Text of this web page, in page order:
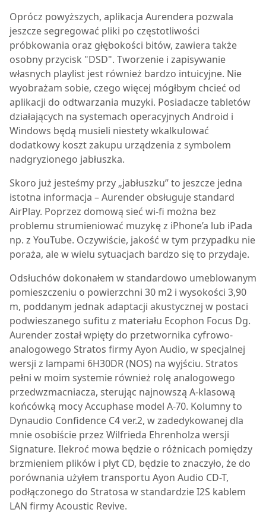
Oprócz powyższych, aplikacja Aurendera pozwala
jeszcze segregować pliki po częstotliwości
próbkowania oraz głębokości bitów, zawiera także
osobny przycisk "DSD". Tworzenie i zapisywanie
własnych playlist jest również bardzo intuicyjne. Nie
wyobrażam sobie, czego więcej mógłbym chcieć od
aplikacji do odtwarzania muzyki. Posiadacze tabletów
działających na systemach operacyjnych Android i
Windows będą musieli niestety wkalkulować
dodatkowy koszt zakupu urządzenia z symbolem
nadgryzionego jabłuszka.
Skoro już jesteśmy przy „jabłuszku” to jeszcze jedna
istotna informacja – Aurender obsługuje standard
AirPlay. Poprzez domową sieć wi-fi można bez
problemu strumieniować muzykę z iPhone’a lub iPada
np. z YouTube. Oczywiście, jakość w tym przypadku nie
poraża, ale w wielu sytuacjach bardzo się to przydaje.
Odsłuchów dokonałem w standardowo umeblowanym
pomieszczeniu o powierzchni 30 m2 i wysokości 3,90
m, poddanym jednak adaptacji akustycznej w postaci
podwieszanego sufitu z materiału Ecophon Focus Dg.
Aurender został wpięty do przetwornika cyfrowo-
analogowego Stratos firmy Ayon Audio, w specjalnej
wersji z lampami 6H30DR (NOS) na wyjściu. Stratos
pełni w moim systemie również rolę analogowego
przedwzmacniacza, sterując najnowszą A-klasową
końcówką mocy Accuphase model A-70. Kolumny to
Dynaudio Confidence C4 ver.2, w zadedykowanej dla
mnie osobiście przez Wilfrieda Ehrenholza wersji
Signature. Ilekroć mowa będzie o różnicach pomiędzy
brzmieniem plików i płyt CD, będzie to znaczyło, że do
porównania użyłem transportu Ayon Audio CD-T,
podłączonego do Stratosa w standardzie I2S kablem
LAN firmy Acoustic Revive.